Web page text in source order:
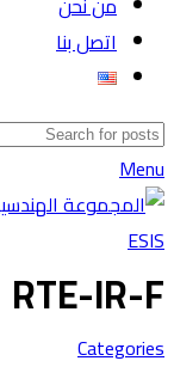
اتصل بنا
Menu
RTE-IR-F
Categories